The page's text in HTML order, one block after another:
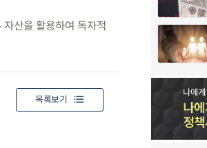
산을 활용하여 독자적
목록보기